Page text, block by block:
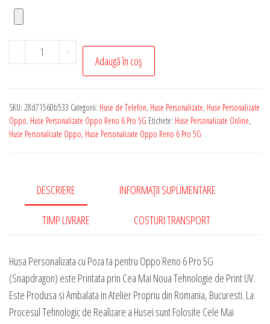
-
Cantitate
Husa
Poza
ta
Reno
+
Adaugă în coș
SKU: 28d71560b533 Categorii: Huse de Telefon, Huse Personalizate, Huse Personalizate
Oppo, Huse Personalizate Oppo Reno 6 Pro 5G Etichete: Huse Personalizate Online,
Huse Personalizate Oppo, Huse Personalizate Oppo Reno 6 Pro 5G
DESCRIERE INFORMAȚII SUPLIMENTARE
TIMP LIVRARE COSTURI TRANSPORT
Husa Personalizata cu Poza ta pentru Oppo Reno 6 Pro 5G
(Snapdragon) este Printata prin Cea Mai Noua Tehnologie de Print UV.
Este Produsa si Ambalata in Atelier Propriu din Romania, Bucuresti. La
Procesul Tehnologic de Realizare a Husei sunt Folosite Cele Mai